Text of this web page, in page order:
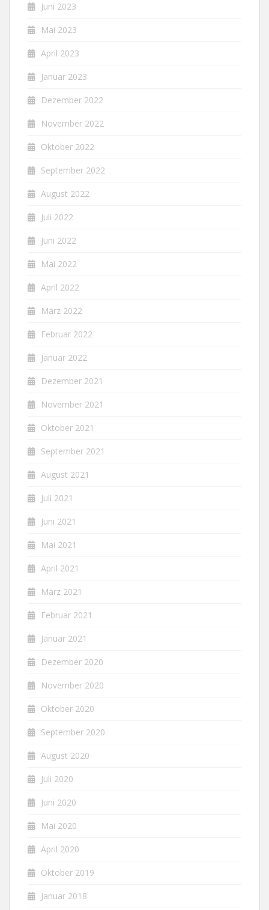
Juni 2023
Mai 2023
April 2023
Januar 2023
Dezember 2022
November 2022
Oktober 2022
September 2022
August 2022
Juli 2022
Juni 2022
Mai 2022
April 2022
März 2022
Februar 2022
Januar 2022
Dezember 2021
November 2021
Oktober 2021
September 2021
August 2021
Juli 2021
Juni 2021
Mai 2021
April 2021
März 2021
Februar 2021
Januar 2021
Dezember 2020
November 2020
Oktober 2020
September 2020
August 2020
Juli 2020
Juni 2020
Mai 2020
April 2020
Oktober 2019
Januar 2018